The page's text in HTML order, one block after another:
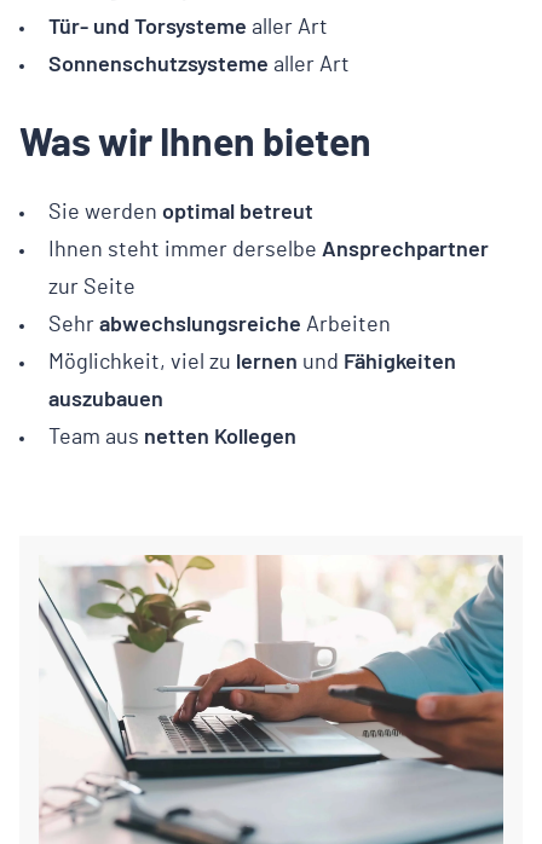
Tür- und Torsysteme aller Art
Sonnenschutzsysteme aller Art
Was wir Ihnen bieten
Sie werden optimal betreut
Ihnen steht immer derselbe Ansprechpartner
zur Seite
Sehr abwechslungsreiche Arbeiten
Möglichkeit, viel zu lernen und Fähigkeiten
auszubauen
Team aus netten Kollegen